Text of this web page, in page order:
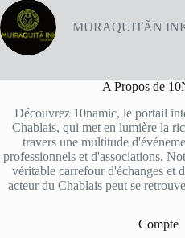
MURAQUITÃN
A Propos de
Découvrez 10namic, le portail
Chablais, qui met en lumière la
travers une multitude
professionnels et d'associations.
véritable carrefour d'échanges et
acteur du Chablais peut se
Compte